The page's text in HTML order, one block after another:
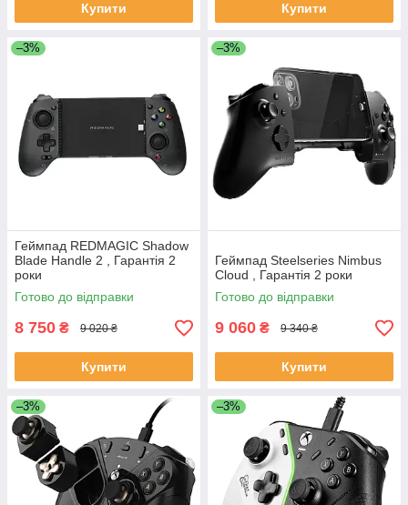
Купити Купити
–3%
Геймпад REDMAGIC Shadow
Blade Handle 2 , Гарантія 2
роки
Готово до відправки
8 750 ₴ 9 020 ₴
Купити
–3%
Геймпад Steelseries Nimbus
Cloud , Гарантія 2 роки
Готово до відправки
9 060 ₴ 9 340 ₴
Купити
–3% –3%